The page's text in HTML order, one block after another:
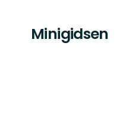
Minigidsen